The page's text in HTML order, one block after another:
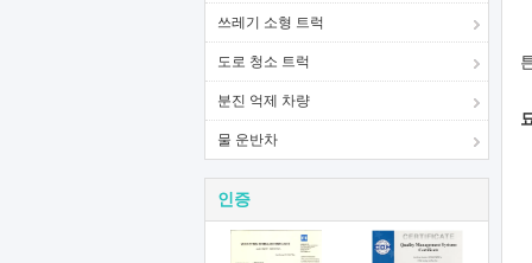
쓰레기 소형 트럭
도로 청소 트럭
분진 억제 차량
물 운반차
인증